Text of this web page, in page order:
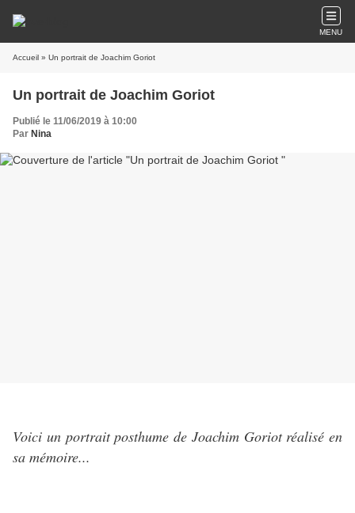
MENU
Accueil » Un portrait de Joachim Goriot
Un portrait de Joachim Goriot
Publié le 11/06/2019 à 10:00
Par Nina
Voici un portrait posthume de Joachim Goriot réalisé en
sa mémoire...